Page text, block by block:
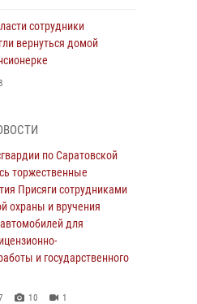
сотрудники
вернуться домой
торжественные
Присяги сотрудниками
охраны и вручения
для
и государственного
10 1
самые лучшие
по Саратовской
торжественные
Присяги сотрудниками
охраны и вручения
для
и государственного
10 1